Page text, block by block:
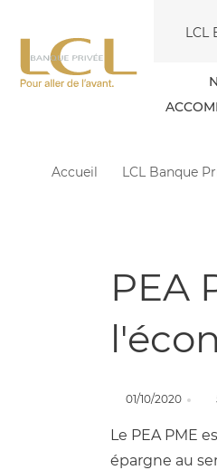
LCL
Accueil LCL Banque
PEA
01/10/2020
Le PEA PME
épargne au